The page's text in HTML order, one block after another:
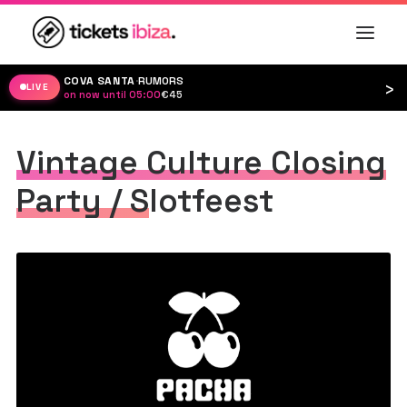
LIVE COVA SANTA·RUMORS
on now until 05:00·€45 ›
Vintage Culture Closing
Party / Slotfeest